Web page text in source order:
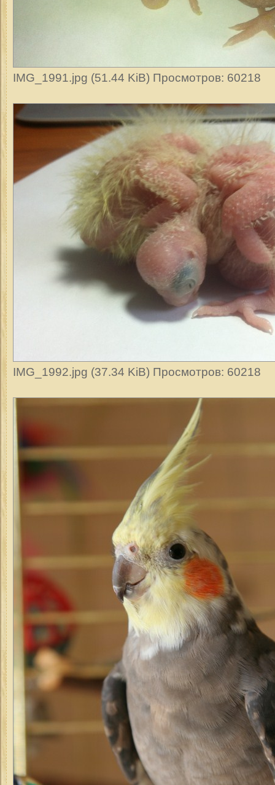
IMG_1991.jpg (51.44 KiB) Просмотров: 60218
IMG_1992.jpg (37.34 KiB) Просмотров: 60218